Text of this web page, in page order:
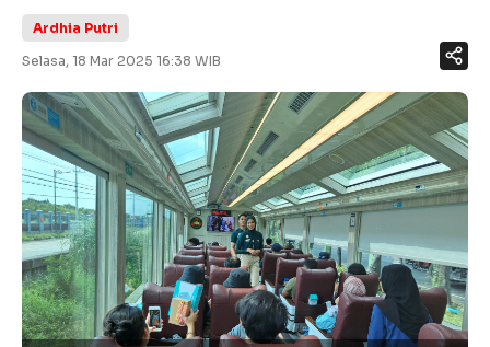
Ardhia Putri
Selasa, 18 Mar 2025 16:38 WIB